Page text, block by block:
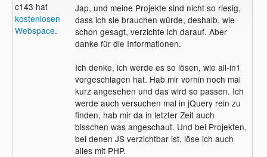
c143 hat
kostenlosen
Webspace.
Jap, und meine Projekte sind nicht so riesig,
dass ich sie brauchen würde, deshalb, wie
schon gesagt, verzichte ich darauf. Aber
danke für die Informationen.
Ich denke, ich werde es so lösen, wie all-in1
vorgeschlagen hat. Hab mir vorhin noch mal
kurz angesehen und das wird so passen. Ich
werde auch versuchen mal in jQuery rein zu
finden, hab mir da in letzter Zeit auch
bisschen was angeschaut. Und bei Projekten,
bei denen JS verzichtbar ist, löse ich auch
alles mit PHP.